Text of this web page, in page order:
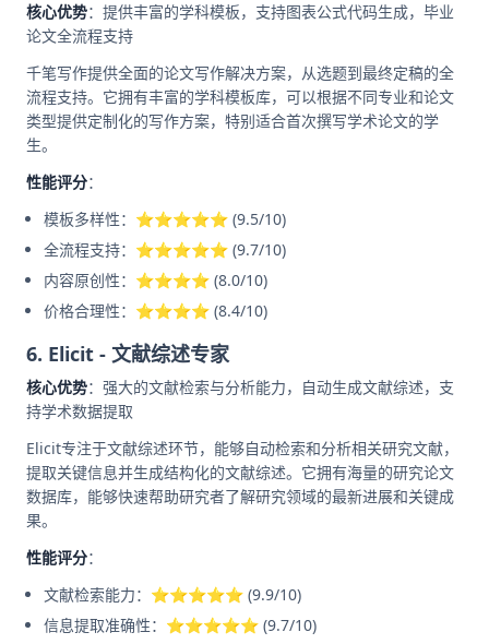
核心优势：提供丰富的学科模板，支持图表公式代码生成，毕业
论文全流程支持
千笔写作提供全面的论文写作解决方案，从选题到最终定稿的全
流程支持。它拥有丰富的学科模板库，可以根据不同专业和论文
类型提供定制化的写作方案，特别适合首次撰写学术论文的学
生。
性能评分：
模板多样性：⭐⭐⭐⭐⭐ (9.5/10)
全流程支持：⭐⭐⭐⭐⭐ (9.7/10)
内容原创性：⭐⭐⭐⭐ (8.0/10)
价格合理性：⭐⭐⭐⭐ (8.4/10)
6. Elicit - 文献综述专家
核心优势：强大的文献检索与分析能力，自动生成文献综述，支
持学术数据提取
Elicit专注于文献综述环节，能够自动检索和分析相关研究文献，
提取关键信息并生成结构化的文献综述。它拥有海量的研究论文
数据库，能够快速帮助研究者了解研究领域的最新进展和关键成
果。
性能评分：
文献检索能力：⭐⭐⭐⭐⭐ (9.9/10)
信息提取准确性：⭐⭐⭐⭐⭐ (9.7/10)